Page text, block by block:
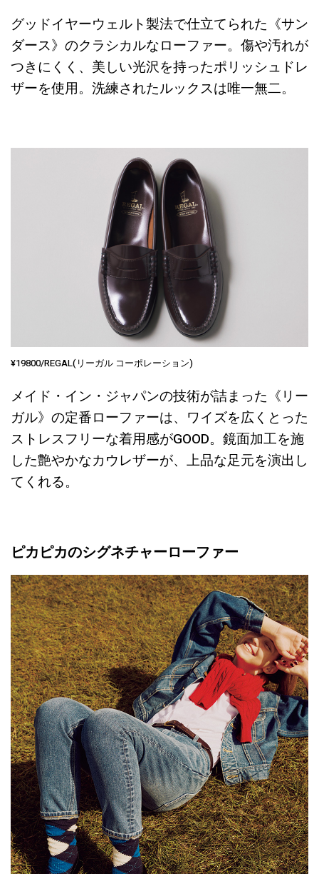
グッドイヤーウェルト製法で仕立てられた《サン
ダース》のクラシカルなローファー。傷や汚れが
つきにくく、美しい光沢を持ったポリッシュドレ
ザーを使用。洗練されたルックスは唯一無二。
¥19800/REGAL(リーガル コーポレーション)
メイド・イン・ジャパンの技術が詰まった《リー
ガル》の定番ローファーは、ワイズを広くとった
ストレスフリーな着用感がGOOD。鏡面加工を施
した艶やかなカウレザーが、上品な足元を演出し
てくれる。
ピカピカのシグネチャーローファー